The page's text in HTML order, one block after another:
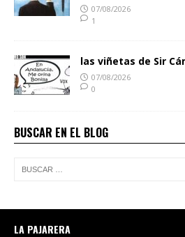
07/08/2026
1
las viñetas de Sir
07/08/2026
0
BUSCAR EN EL BLOG
LA PAJARERA